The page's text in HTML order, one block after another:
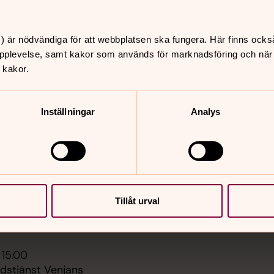
är nödvändiga för att webbplatsen ska fungera. Här finns
samt kakor som används för marknadsföring och
Inställningar Analys
Tillåt urval
öppen,
Flenarna, Annan
Venjans
Kontakt Mora
telefon och besök